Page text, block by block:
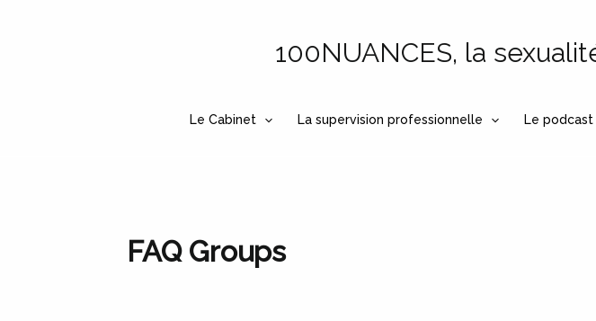
100NUANCES, la
Le Cabinet La supervision professionnelle Le podcast
FAQ Groups